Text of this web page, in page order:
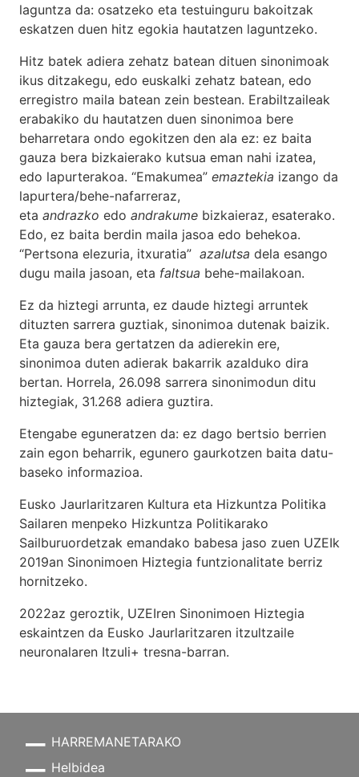
laguntza da: osatzeko eta testuinguru bakoitzak
eskatzen duen hitz egokia hautatzen laguntzeko.
Hitz batek adiera zehatz batean dituen sinonimoak
ikus ditzakegu, edo euskalki zehatz batean, edo
erregistro maila batean zein bestean. Erabiltzaileak
erabakiko du hautatzen duen sinonimoa bere
beharretara ondo egokitzen den ala ez: ez baita
gauza bera bizkaierako kutsua eman nahi izatea,
edo lapurterakoa. “Emakumea” emaztekia izango da
lapurtera/behe-nafarreraz,
eta andrazko edo andrakume bizkaieraz, esaterako.
Edo, ez baita berdin maila jasoa edo behekoa.
“Pertsona elezuria, itxuratia” azalutsa dela esango
dugu maila jasoan, eta faltsua behe-mailakoan.
Ez da hiztegi arrunta, ez daude hiztegi arruntek
dituzten sarrera guztiak, sinonimoa dutenak baizik.
Eta gauza bera gertatzen da adierekin ere,
sinonimoa duten adierak bakarrik azalduko dira
bertan. Horrela, 26.098 sarrera sinonimodun ditu
hiztegiak, 31.268 adiera guztira.
Etengabe eguneratzen da: ez dago bertsio berrien
zain egon beharrik, egunero gaurkotzen baita datu-
baseko informazioa.
Eusko Jaurlaritzaren Kultura eta Hizkuntza Politika
Sailaren menpeko Hizkuntza Politikarako
Sailburuordetzak emandako babesa jaso zuen UZEIk
2019an Sinonimoen Hiztegia funtzionalitate berriz
hornitzeko.
2022az geroztik, UZEIren Sinonimoen Hiztegia
eskaintzen da Eusko Jaurlaritzaren itzultzaile
neuronalaren Itzuli+ tresna-barran.
HARREMANETARAKO
Helbidea